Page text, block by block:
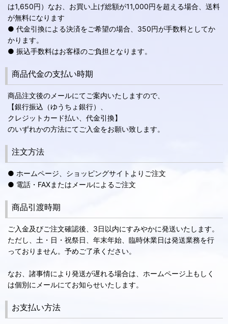
は1,650円）なお、お買い上げ総額が11,000円を超える場合、送料
が無料になります
● 代金引換による決済をご希望の場合、350円が手数料としてか
かります。
● 振込手数料はお客様のご負担となります。
商品代金の支払い時期
商品注文後のメールにてご案内いたしますので、
【銀行振込（ゆうちょ銀行）、
クレジットカード払い、代金引換】
のいずれかの方法にてご入金をお願い致します。
注文方法
● ホームページ、ショッピングサイトよりご注文
● 電話・FAXまたはメールによるご注文
商品引渡時期
ご入金及びご注文確認後、3日以内にすみやかに発送いたします。
ただし、土・日・祝祭日、年末年始、臨時休業日は発送業務を行
っておりません。予めご了承ください。
なお、諸事情により発送が遅れる場合は、ホームページ上もしく
は個別にメールにてお知らせいたします。
お支払い方法